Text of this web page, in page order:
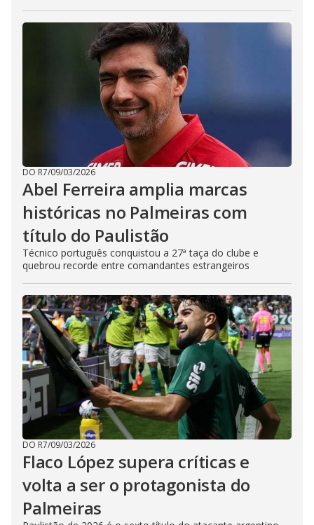
DO R7/09/03/2026
Abel Ferreira amplia marcas
históricas no Palmeiras com
título do Paulistão
Técnico português conquistou a 27ª taça do clube e
quebrou recorde entre comandantes estrangeiros
DO R7/09/03/2026
Flaco López supera críticas e
volta a ser o protagonista do
Palmeiras